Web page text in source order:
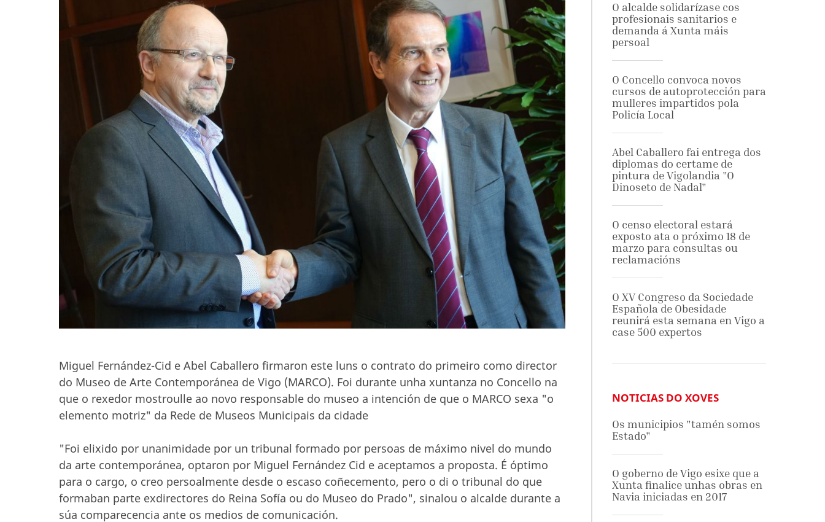
Miguel Fernández-Cid e Abel Caballero firmaron este luns o contrato do primeiro como director
do Museo de Arte Contemporánea de Vigo (MARCO). Foi durante unha xuntanza no Concello na
que o rexedor mostroulle ao novo responsable do museo a intención de que o MARCO sexa "o
elemento motriz" da Rede de Museos Municipais da cidade
"Foi elixido por unanimidade por un tribunal formado por persoas de máximo nivel do mundo
da arte contemporánea, optaron por Miguel Fernández Cid e aceptamos a proposta. É óptimo
para o cargo, o creo persoalmente desde o escaso coñecemento, pero o di o tribunal do que
formaban parte exdirectores do Reina Sofía ou do Museo do Prado", sinalou o alcalde durante a
súa comparecencia ante os medios de comunicación.
O alcalde solidarízase cos
profesionais sanitarios e
demanda á Xunta máis
persoal
O Concello convoca novos
cursos de autoprotección para
mulleres impartidos pola
Policía Local
Abel Caballero fai entrega dos
diplomas do certame de
pintura de Vigolandia "O
Dinoseto de Nadal"
O censo electoral estará
exposto ata o próximo 18 de
marzo para consultas ou
reclamacións
O XV Congreso da Sociedade
Española de Obesidade
reunirá esta semana en Vigo a
case 500 expertos
NOTICIAS DO XOVES
Os municipios "tamén somos
Estado"
O goberno de Vigo esixe que a
Xunta finalice unhas obras en
Navia iniciadas en 2017